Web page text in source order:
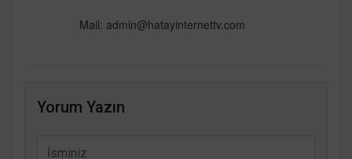
Mail: admin@hatayinternettv.com
Yorum Yazın